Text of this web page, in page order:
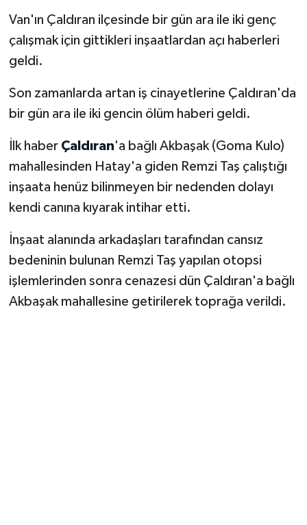
Van'ın Çaldıran ilçesinde bir gün ara ile iki genç
çalışmak için gittikleri inşaatlardan açı haberleri
geldi.
Son zamanlarda artan iş cinayetlerine Çaldıran'da
bir gün ara ile iki gencin ölüm haberi geldi.
İlk haber Çaldıran'a bağlı Akbaşak (Goma Kulo)
mahallesinden Hatay'a giden Remzi Taş çalıştığı
inşaata henüz bilinmeyen bir nedenden dolayı
kendi canına kıyarak intihar etti.
İnşaat alanında arkadaşları tarafından cansız
bedeninin bulunan Remzi Taş yapılan otopsi
işlemlerinden sonra cenazesi dün Çaldıran'a bağlı
Akbaşak mahallesine getirilerek toprağa verildi.